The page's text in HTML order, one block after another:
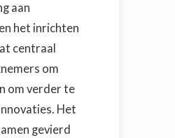
aan
het inrichten
centraal
om
om verder te
Het
gevierd